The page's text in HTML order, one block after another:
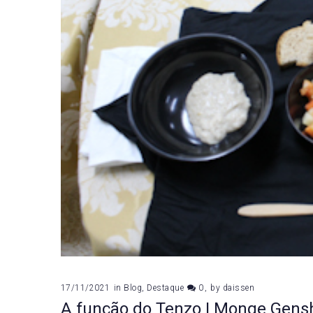
17/11/2021 in Blog, Destaque 0 by daissen
A função do Tenzo | Monge